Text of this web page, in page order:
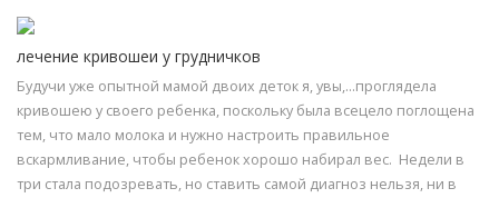
лечение кривошеи у грудничков
Будучи уже опытной мамой двоих деток я, увы,…проглядела
кривошею у своего ребенка, поскольку была всецело поглощена
тем, что мало молока и нужно настроить правильное
вскармливание, чтобы ребенок хорошо набирал вес. Недели в
три стала подозревать, но ставить самой диагноз нельзя, ни в